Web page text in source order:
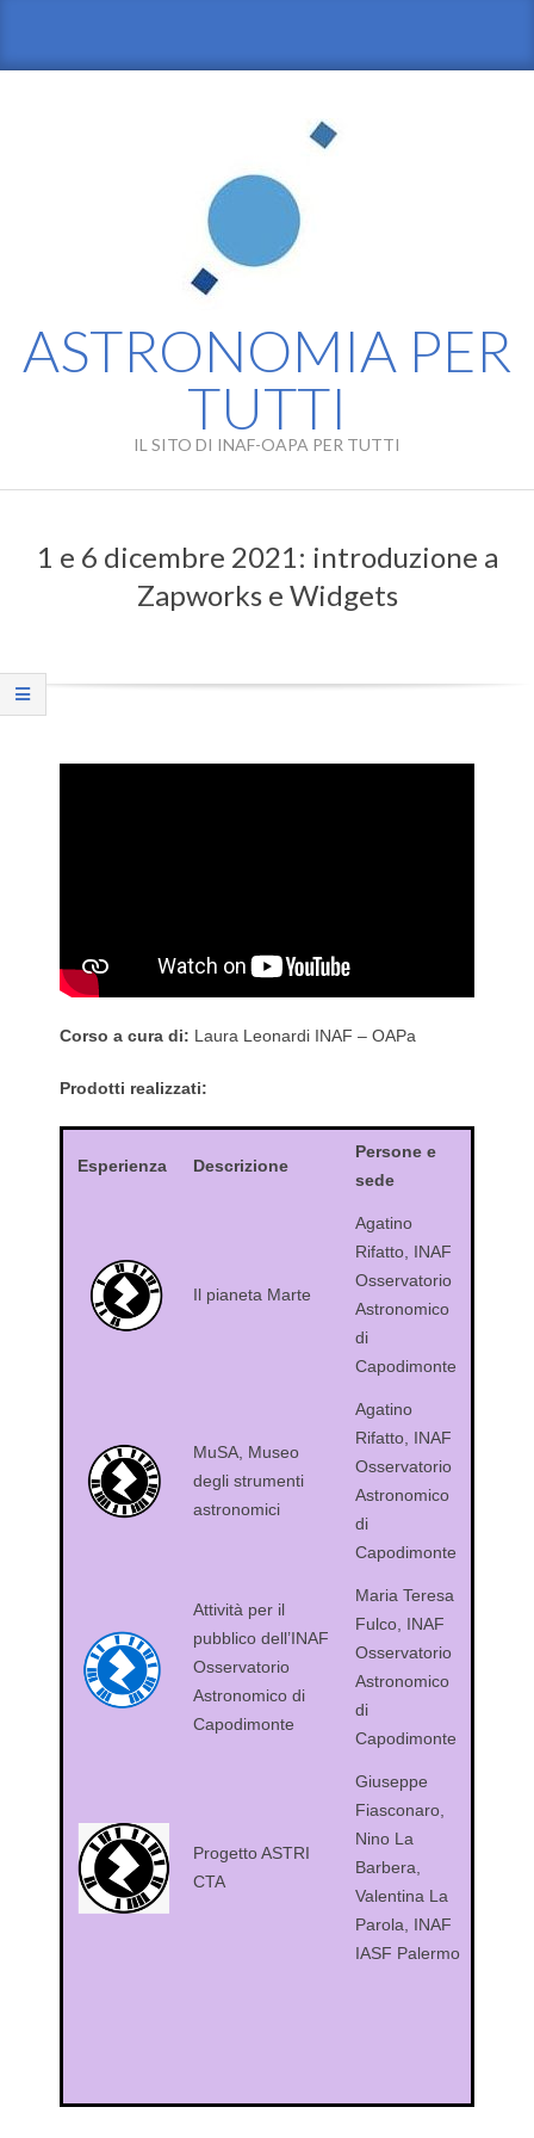
content
ASTRONOMIA PER
TUTTI
IL SITO DI INAF-OAPA PER TUTTI
Menu1 e 6 dicembre 2021: introduzione a
Zapworks e Widgets
Corso a cura di: Laura Leonardi INAF – OAPa
Prodotti realizzati:
Esperienza Descrizione
Persone e
sede
Il pianeta Marte
Agatino
Rifatto, INAF
Osservatorio
Astronomico
di
Capodimonte
MuSA, Museo
degli strumenti
astronomici
Agatino
Rifatto, INAF
Osservatorio
Astronomico
di
Capodimonte
Attività per il
pubblico dell’INAF
Osservatorio
Astronomico di
Capodimonte
Maria Teresa
Fulco, INAF
Osservatorio
Astronomico
di
Capodimonte
Progetto ASTRI
CTA
Giuseppe
Fiasconaro,
Nino La
Barbera,
Valentina La
Parola, INAF
IASF Palermo